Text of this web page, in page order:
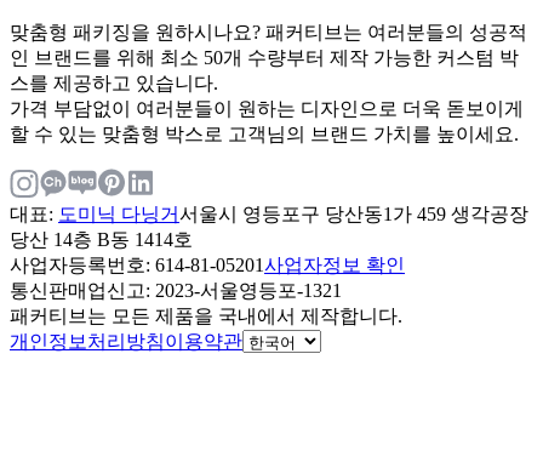
맞춤형 패키징을 원하시나요? 패커티브는 여러분들의 성공적
인 브랜드를 위해 최소 50개 수량부터 제작 가능한 커스텀 박
스를 제공하고 있습니다.
가격 부담없이 여러분들이 원하는 디자인으로 더욱 돋보이게
할 수 있는 맞춤형 박스로 고객님의 브랜드 가치를 높이세요.
대표: 도미닉 다닝거서울시 영등포구 당산동1가 459 생각공장
당산 14층 B동 1414호
사업자등록번호: 614-81-05201사업자정보 확인
통신판매업신고: 2023-서울영등포-1321
패커티브는 모든 제품을 국내에서 제작합니다.
개인정보처리방침이용약관